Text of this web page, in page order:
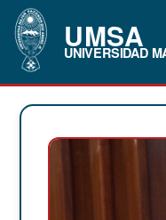
UMSA
UNIVERSIDAD